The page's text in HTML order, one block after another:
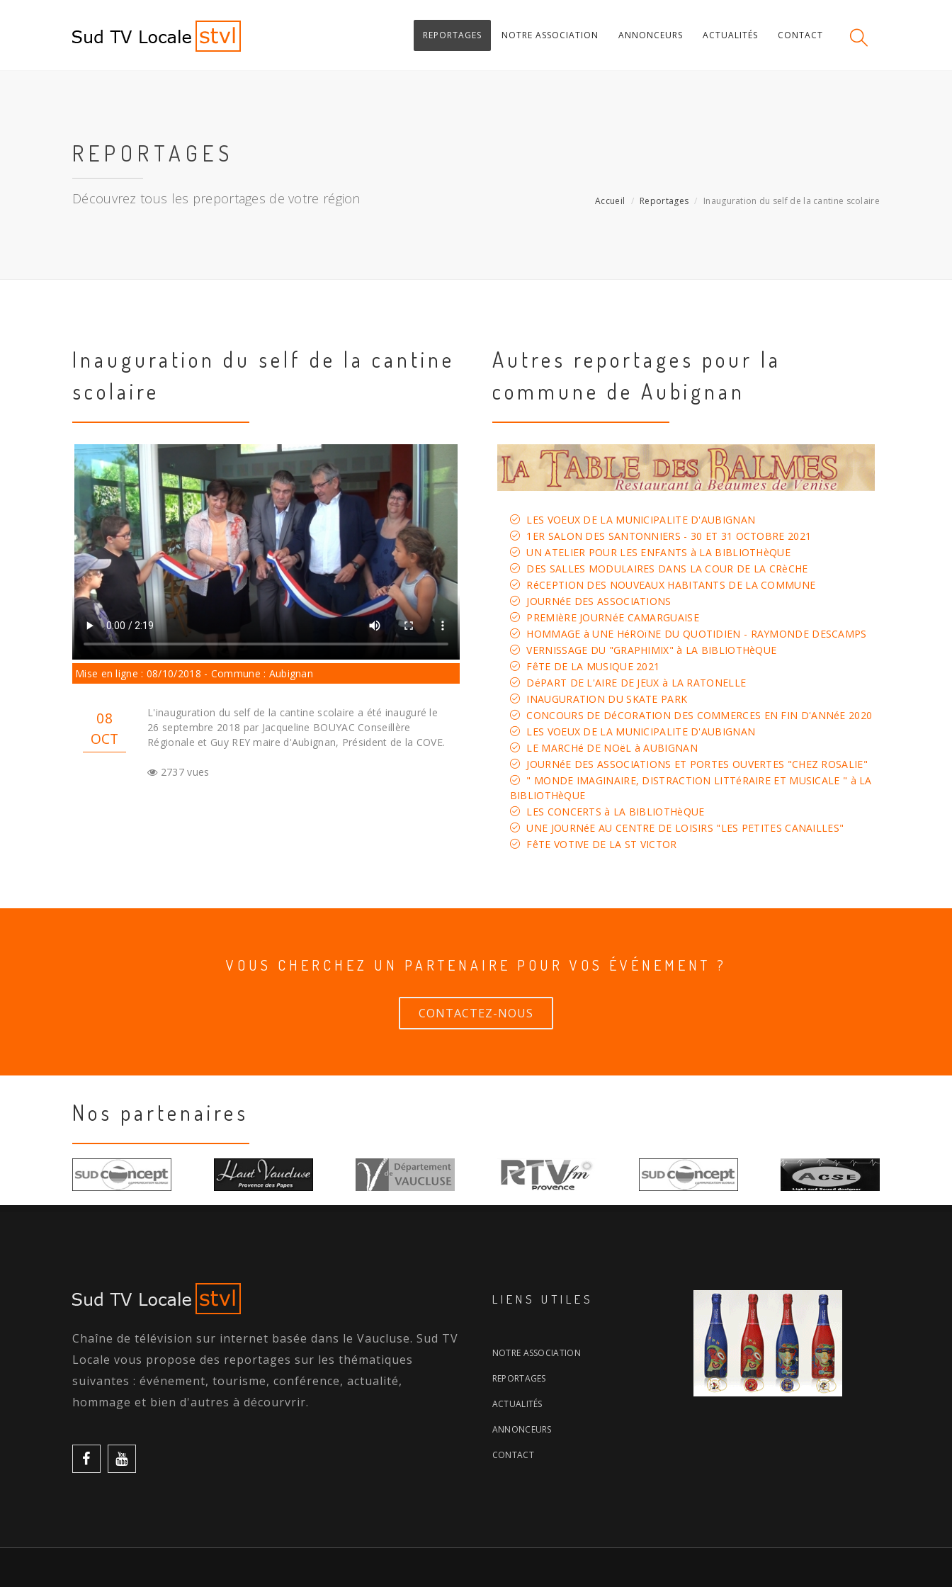
REPORTAGES NOTRE ASSOCIATION ANNONCEURS ACTUALITÉS CONTACT
REPORTAGES
Découvrez tous les preportages de votre région Accueil Reportages Inauguration du self de la cantine scolaire
Inauguration du self de la cantine
scolaire
Mise en ligne : 08/10/2018 - Commune : Aubignan
08
OCT
L'inauguration du self de la cantine scolaire a été inauguré le
26 septembre 2018 par Jacqueline BOUYAC Conseillère
Régionale et Guy REY maire d'Aubignan, Président de la COVE.
2737 vues
Autres reportages pour la
commune de Aubignan
LES VOEUX DE LA MUNICIPALITE D'AUBIGNAN
1ER SALON DES SANTONNIERS - 30 ET 31 OCTOBRE 2021
UN ATELIER POUR LES ENFANTS à LA BIBLIOTHèQUE
DES SALLES MODULAIRES DANS LA COUR DE LA CRèCHE
RéCEPTION DES NOUVEAUX HABITANTS DE LA COMMUNE
JOURNéE DES ASSOCIATIONS
PREMIèRE JOURNéE CAMARGUAISE
HOMMAGE à UNE HéROïNE DU QUOTIDIEN - RAYMONDE DESCAMPS
VERNISSAGE DU "GRAPHIMIX" à LA BIBLIOTHèQUE
FêTE DE LA MUSIQUE 2021
DéPART DE L'AIRE DE JEUX à LA RATONELLE
INAUGURATION DU SKATE PARK
CONCOURS DE DéCORATION DES COMMERCES EN FIN D'ANNéE 2020
LES VOEUX DE LA MUNICIPALITE D'AUBIGNAN
LE MARCHé DE NOëL à AUBIGNAN
JOURNéE DES ASSOCIATIONS ET PORTES OUVERTES "CHEZ ROSALIE"
" MONDE IMAGINAIRE, DISTRACTION LITTéRAIRE ET MUSICALE " à LA
BIBLIOTHèQUE
LES CONCERTS à LA BIBLIOTHèQUE
UNE JOURNéE AU CENTRE DE LOISIRS "LES PETITES CANAILLES"
FêTE VOTIVE DE LA ST VICTOR
VOUS CHERCHEZ UN PARTENAIRE POUR VOS ÉVÉNEMENT ?
CONTACTEZ-NOUS
Nos partenaires
Chaîne de télévision sur internet basée dans le Vaucluse. Sud TV
Locale vous propose des reportages sur les thématiques
suivantes : événement, tourisme, conférence, actualité,
hommage et bien d'autres à décourvrir.
LIENS UTILES
NOTRE ASSOCIATION
REPORTAGES
ACTUALITÉS
ANNONCEURS
CONTACT